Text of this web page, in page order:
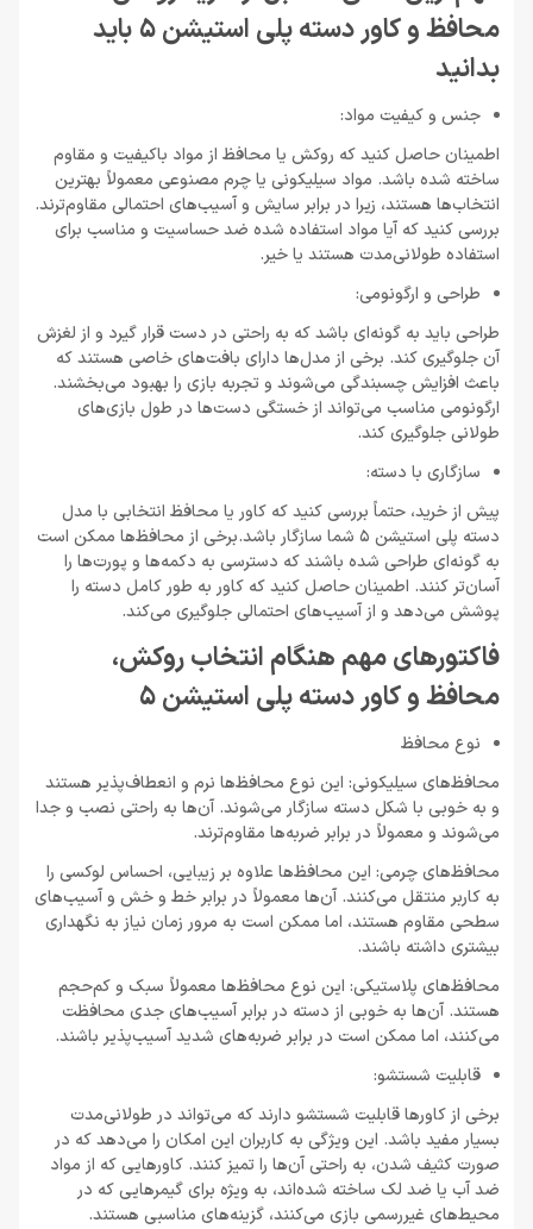
محافظ و کاور دسته پلی استیشن 5 باید
بدانید
جنس و کیفیت مواد:
اطمینان حاصل کنید که روکش یا محافظ از مواد باکیفیت و مقاوم
ساخته شده باشد. مواد سیلیکونی یا چرم مصنوعی معمولاً بهترین
انتخاب‌ها هستند، زیرا در برابر سایش و آسیب‌های احتمالی مقاوم‌ترند.
بررسی کنید که آیا مواد استفاده شده ضد حساسیت و مناسب برای
استفاده طولانی‌مدت هستند یا خیر.
طراحی و ارگونومی:
طراحی باید به گونه‌ای باشد که به راحتی در دست قرار گیرد و از لغزش
آن جلوگیری کند. برخی از مدل‌ها دارای بافت‌های خاصی هستند که
باعث افزایش چسبندگی می‌شوند و تجربه بازی را بهبود می‌بخشند.
ارگونومی مناسب می‌تواند از خستگی دست‌ها در طول بازی‌های
طولانی جلوگیری کند.
سازگاری با دسته:
پیش از خرید، حتماً بررسی کنید که کاور یا محافظ انتخابی با مدل
دسته پلی استیشن 5 شما سازگار باشد.برخی از محافظ‌ها ممکن است
به گونه‌ای طراحی شده باشند که دسترسی به دکمه‌ها و پورت‌ها را
آسان‌تر کنند. اطمینان حاصل کنید که کاور به طور کامل دسته را
پوشش می‌دهد و از آسیب‌های احتمالی جلوگیری می‌کند.
فاکتورهای مهم هنگام انتخاب روکش،
محافظ و کاور دسته پلی استیشن 5
نوع محافظ
محافظ‌های سیلیکونی: این نوع محافظ‌ها نرم و انعطاف‌پذیر هستند
و به خوبی با شکل دسته سازگار می‌شوند. آن‌ها به راحتی نصب و جدا
می‌شوند و معمولاً در برابر ضربه‌ها مقاوم‌ترند.
محافظ‌های چرمی: این محافظ‌ها علاوه بر زیبایی، احساس لوکسی را
به کاربر منتقل می‌کنند. آن‌ها معمولاً در برابر خط و خش و آسیب‌های
سطحی مقاوم هستند، اما ممکن است به مرور زمان نیاز به نگهداری
بیشتری داشته باشند.
محافظ‌های پلاستیکی: این نوع محافظ‌ها معمولاً سبک و کم‌حجم
هستند. آن‌ها به خوبی از دسته در برابر آسیب‌های جدی محافظت
می‌کنند، اما ممکن است در برابر ضربه‌های شدید آسیب‌پذیر باشند.
قابلیت شستشو:
برخی از کاورها قابلیت شستشو دارند که می‌تواند در طولانی‌مدت
بسیار مفید باشد. این ویژگی به کاربران این امکان را می‌دهد که در
صورت کثیف شدن، به راحتی آن‌ها را تمیز کنند. کاورهایی که از مواد
ضد آب یا ضد لک ساخته شده‌اند، به ویژه برای گیمرهایی که در
محیط‌های غیررسمی بازی می‌کنند، گزینه‌های مناسبی هستند.